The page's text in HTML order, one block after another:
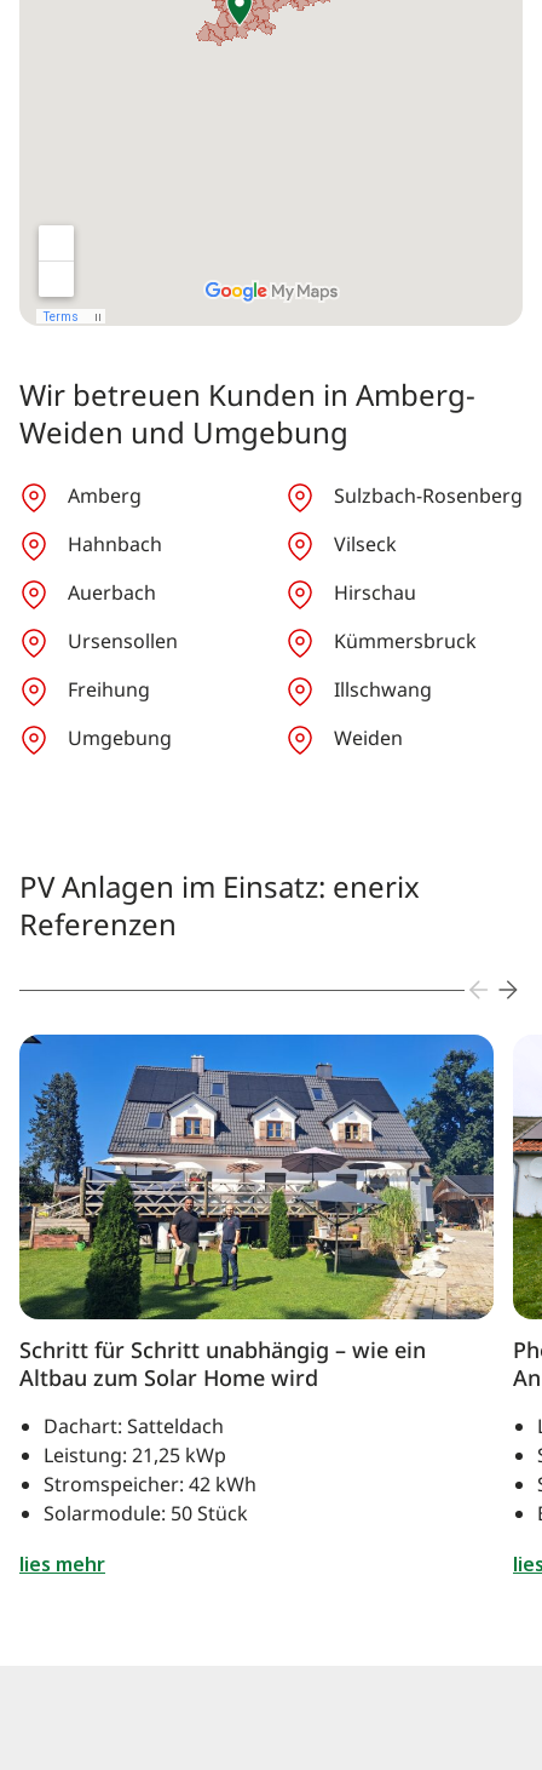
Wir betreuen Kunden in Amberg-
Weiden und Umgebung
Amberg
Sulzbach-Rosenberg
Hahnbach
Vilseck
Auerbach
Hirschau
Ursensollen
Kümmersbruck
Freihung
Illschwang
Umgebung
Weiden
PV Anlagen im Einsatz: enerix
Referenzen
Schritt für Schritt unabhängig – wie ein
Altbau zum Solar Home wird
Dachart: Satteldach
Leistung: 21,25 kWp
Stromspeicher: 42 kWh
Solarmodule: 50 Stück
lies mehr